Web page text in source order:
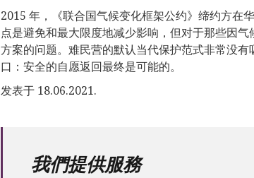
2015 年，《联合国气候变化框架公约》缔约方在
点是避免和最大限度地减少影响，但对于那些因
方案的问题。难民营的默认当代保护范式非常没
口：安全的自愿返回最终是可能的。
发表于 18.06.2021.
我們提供服務